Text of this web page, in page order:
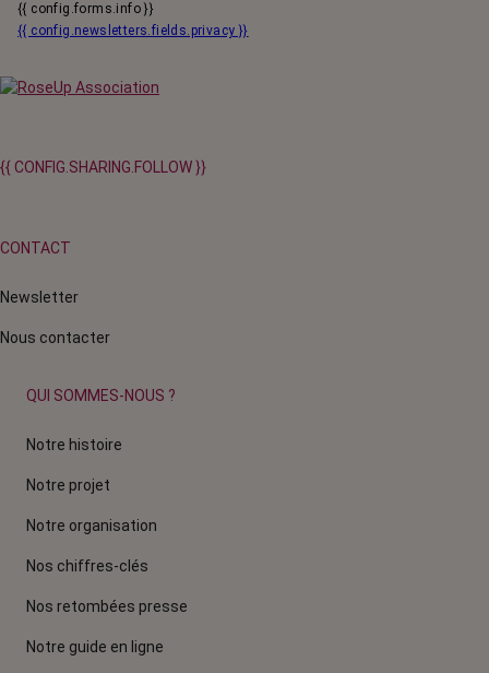
{{ config.forms.info }}
{{ config.newsletters.fields.privacy }}
{{ CONFIG.SHARING.FOLLOW }}
CONTACT
Newsletter
Nous contacter
QUI SOMMES-NOUS ?
Notre histoire
Notre projet
Notre organisation
Nos chiffres-clés
Nos retombées presse
Notre guide en ligne